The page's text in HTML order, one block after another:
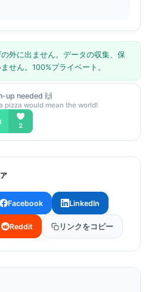
外に出ません。データの収集、保
せん。100%プライベート。
up needed 🙌
pizza would mean the world!
Facebook LinkedIn
Reddit リンクをコピー